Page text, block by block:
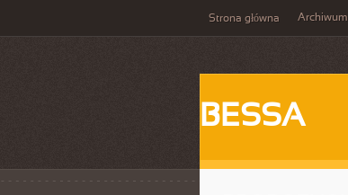
Strona główna Archiwum
BESSA